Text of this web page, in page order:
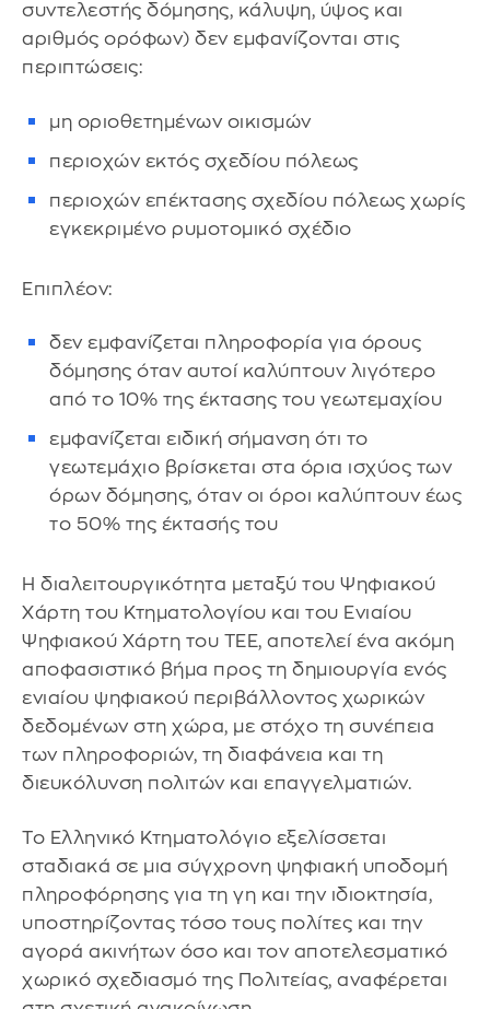
συντελεστής δόμησης, κάλυψη, ύψος και
αριθμός ορόφων) δεν εμφανίζονται στις
περιπτώσεις:
μη οριοθετημένων οικισμών
περιοχών εκτός σχεδίου πόλεως
περιοχών επέκτασης σχεδίου πόλεως χωρίς
εγκεκριμένο ρυμοτομικό σχέδιο
Επιπλέον:
δεν εμφανίζεται πληροφορία για όρους
δόμησης όταν αυτοί καλύπτουν λιγότερο
από το 10% της έκτασης του γεωτεμαχίου
εμφανίζεται ειδική σήμανση ότι το
γεωτεμάχιο βρίσκεται στα όρια ισχύος των
όρων δόμησης, όταν οι όροι καλύπτουν έως
το 50% της έκτασής του
Η διαλειτουργικότητα μεταξύ του Ψηφιακού
Χάρτη του Κτηματολογίου και του Ενιαίου
Ψηφιακού Χάρτη του ΤΕΕ, αποτελεί ένα ακόμη
αποφασιστικό βήμα προς τη δημιουργία ενός
ενιαίου ψηφιακού περιβάλλοντος χωρικών
δεδομένων στη χώρα, με στόχο τη συνέπεια
των πληροφοριών, τη διαφάνεια και τη
διευκόλυνση πολιτών και επαγγελματιών.
Το Ελληνικό Κτηματολόγιο εξελίσσεται
σταδιακά σε μια σύγχρονη ψηφιακή υποδομή
πληροφόρησης για τη γη και την ιδιοκτησία,
υποστηρίζοντας τόσο τους πολίτες και την
αγορά ακινήτων όσο και τον αποτελεσματικό
χωρικό σχεδιασμό της Πολιτείας, αναφέρεται